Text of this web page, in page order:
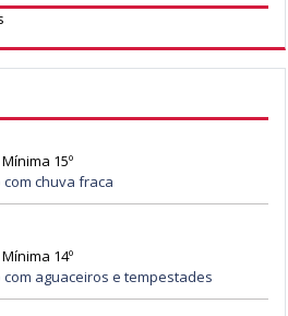
15º
chuva fraca
14º
aguaceiros e tempestades